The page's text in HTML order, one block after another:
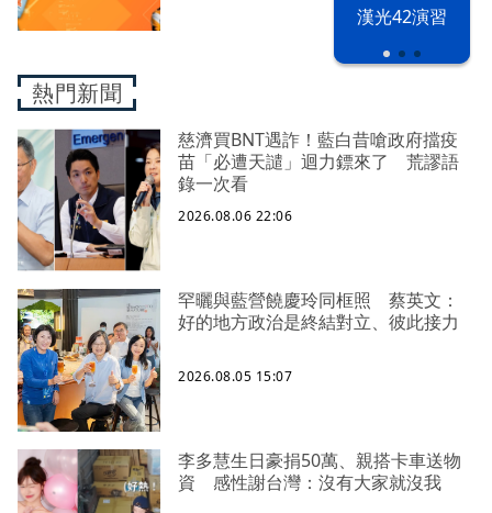
漢光42演習
熱門新聞
慈濟買BNT遇詐！藍白昔嗆政府擋疫
苗「必遭天譴」迴力鏢來了 荒謬語
錄一次看
2026.08.06 22:06
罕曬與藍營饒慶玲同框照 蔡英文：
好的地方政治是終結對立、彼此接力
2026.08.05 15:07
李多慧生日豪捐50萬、親搭卡車送物
資 感性謝台灣：沒有大家就沒我